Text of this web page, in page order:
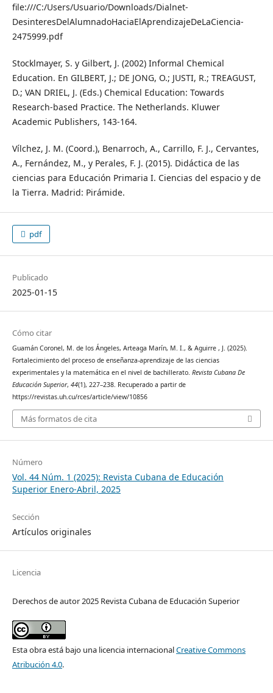
file:///C:/Users/Usuario/Downloads/Dialnet-
DesinteresDelAlumnadoHaciaElAprendizajeDeLaCiencia-
2475999.pdf
Stocklmayer, S. y Gilbert, J. (2002) Informal Chemical
Education. En GILBERT, J.; DE JONG, O.; JUSTI, R.; TREAGUST,
D.; VAN DRIEL, J. (Eds.) Chemical Education: Towards
Research-based Practice. The Netherlands. Kluwer
Academic Publishers, 143-164.
Vílchez, J. M. (Coord.), Benarroch, A., Carrillo, F. J., Cervantes,
A., Fernández, M., y Perales, F. J. (2015). Didáctica de las
ciencias para Educación Primaria I. Ciencias del espacio y de
la Tierra. Madrid: Pirámide.
pdf
Publicado
2025-01-15
Cómo citar
Guamán Coronel, M. de los Ángeles, Arteaga Marín, M. I., & Aguirre , J. (2025).
Fortalecimiento del proceso de enseñanza-aprendizaje de las ciencias
experimentales y la matemática en el nivel de bachillerato. Revista Cubana De
Educación Superior, 44(1), 227–238. Recuperado a partir de
https://revistas.uh.cu/rces/article/view/10856
Más formatos de cita
Número
Vol. 44 Núm. 1 (2025): Revista Cubana de Educación
Superior Enero-Abril, 2025
Sección
Artículos originales
Licencia
Derechos de autor 2025 Revista Cubana de Educación Superior
Esta obra está bajo una licencia internacionalCreative Commons
Atribución 4.0.